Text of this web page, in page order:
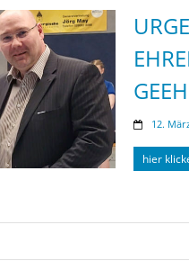
12.
hier